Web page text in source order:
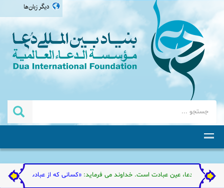
دیگر زبان‌ها
العربية
english
اردو
دعا، عین عبادت است. خداوند می فرماید:«کسانی که از عبادت من گردن فرازی